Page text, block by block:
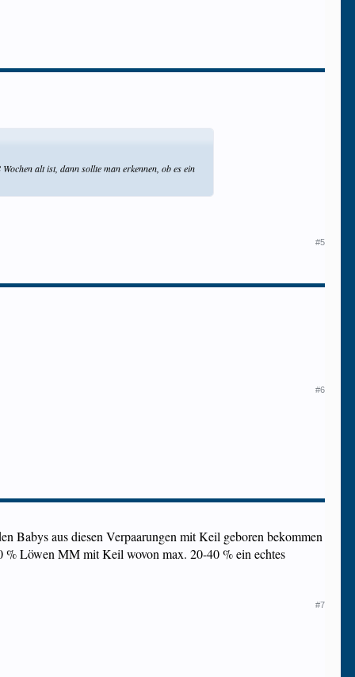
alt ist, dann sollte man erkennen, ob es ein
#5
#6
aus diesen Verpaarungen mit Keil geboren bekommen
Löwen MM mit Keil wovon max. 20-40 % ein echtes
#7